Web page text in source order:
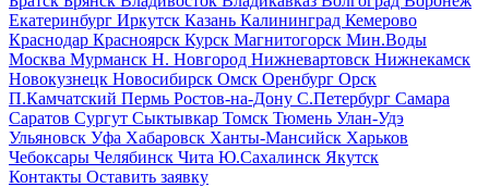
Екатеринбург Иркутск Казань Калининград Кемерово
Краснодар Красноярск Курск Магнитогорск Мин.Воды
Москва Мурманск Н. Новгород Нижневартовск Нижнекамск
Новокузнецк Новосибирск Омск Оренбург Орск
П.Камчатский Пермь Ростов-на-Дону С.Петербург Самара
Саратов Сургут Сыктывкар Томск Тюмень Улан-Удэ
Ульяновск Уфа Хабаровск Ханты-Мансийск Харьков
Чебоксары Челябинск Чита Ю.Сахалинск Якутск
Контакты Оставить заявку